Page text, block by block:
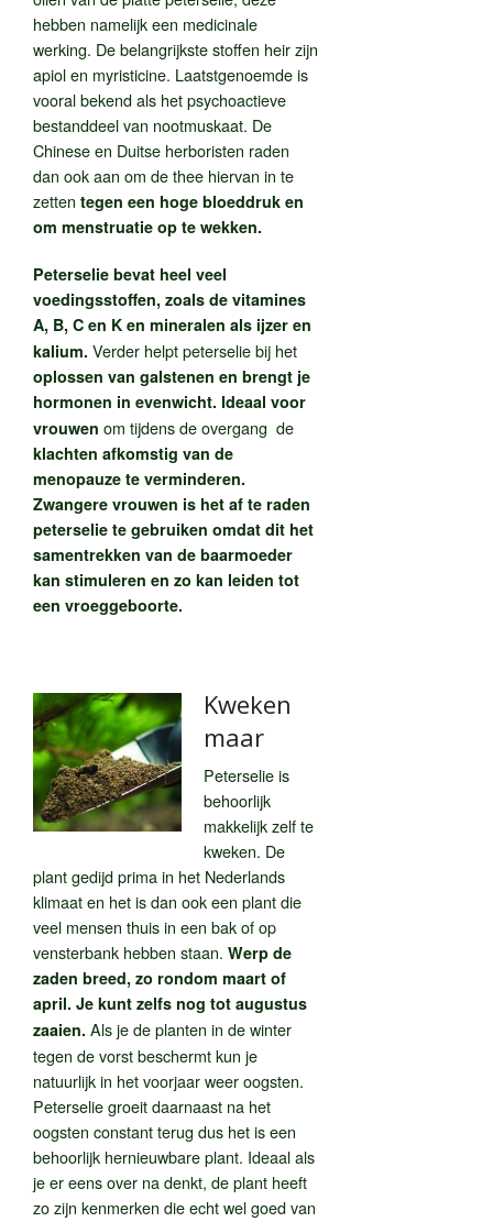
hebben namelijk een medicinale
werking. De belangrijkste stoffen heir zijn
apiol en myristicine. Laatstgenoemde is
vooral bekend als het psychoactieve
bestanddeel van nootmuskaat. De
Chinese en Duitse herboristen raden
dan ook aan om de thee hiervan in te
zetten tegen een hoge bloeddruk en
om menstruatie op te wekken.
Peterselie bevat heel veel
voedingsstoffen, zoals de vitamines
A, B, C en K en mineralen als ijzer en
kalium. Verder helpt peterselie bij het
oplossen van galstenen en brengt je
hormonen in evenwicht. Ideaal voor
vrouwen om tijdens de overgang de
klachten afkomstig van de
menopauze te verminderen.
Zwangere vrouwen is het af te raden
peterselie te gebruiken omdat dit het
samentrekken van de baarmoeder
kan stimuleren en zo kan leiden tot
een vroeggeboorte.
Kweken
maar
Peterselie is
behoorlijk
makkelijk zelf te
kweken. De
plant gedijd prima in het Nederlands
klimaat en het is dan ook een plant die
veel mensen thuis in een bak of op
vensterbank hebben staan. Werp de
zaden breed, zo rondom maart of
april. Je kunt zelfs nog tot augustus
zaaien. Als je de planten in de winter
tegen de vorst beschermt kun je
natuurlijk in het voorjaar weer oogsten.
Peterselie groeit daarnaast na het
oogsten constant terug dus het is een
behoorlijk hernieuwbare plant. Ideaal als
je er eens over na denkt, de plant heeft
zo zijn kenmerken die echt wel goed van